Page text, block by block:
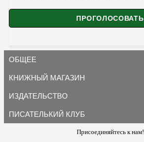
ОБЩЕЕ
КНИЖНЫЙ МАГАЗИН
ИЗДАТЕЛЬСТВО
ПИСАТЕЛЬКИЙ КЛУБ
Присоединяйтесь к нам!